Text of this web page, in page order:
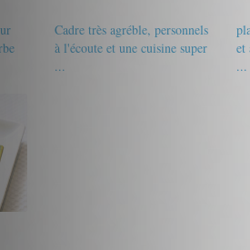
Cadre très agréble, personnels
à l'écoute et une cuisine super
...
et
...